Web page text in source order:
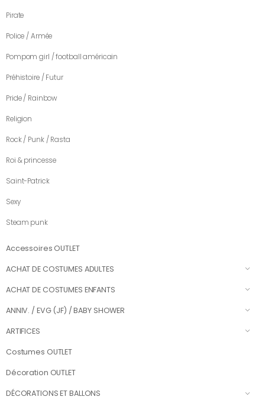
Pirate
Police / Armée
Pompom girl / football américain
Préhistoire / Futur
Pride / Rainbow
Religion
Rock / Punk / Rasta
Roi & princesse
Saint-Patrick
Sexy
Steam punk
Accessoires OUTLET
ACHAT DE COSTUMES ADULTES
ACHAT DE COSTUMES ENFANTS
ANNIV. / EVG (JF) / BABY SHOWER
ARTIFICES
Costumes OUTLET
Décoration OUTLET
DÉCORATIONS ET BALLONS